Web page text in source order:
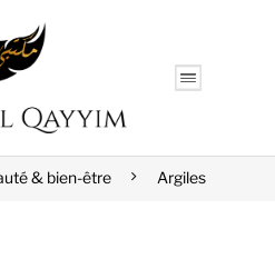
& bien-être Argiles